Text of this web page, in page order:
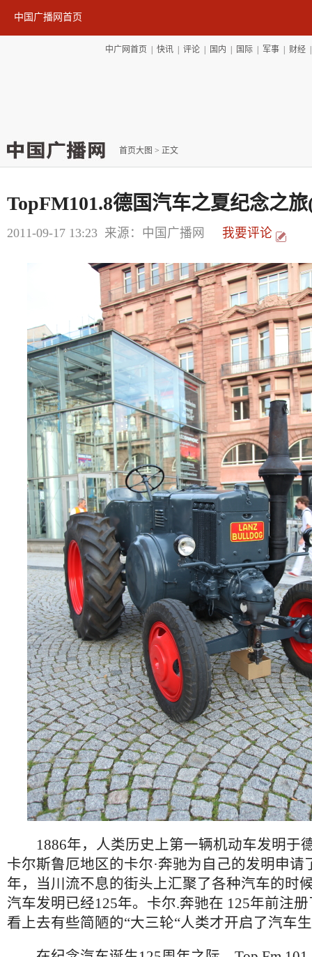
中国广播网首页
中广网首页 |快讯 |评论 国内 国际 军事 财经
首页大图 > 正文
TopFM101.8德国汽车之夏纪念之
2011-09-17 13:23 来源：中国广播网 我要评论
1886年，人类历史上第一辆机动车发明于
卡尔斯鲁厄地区的卡尔·奔驰为自己的发明申请
年，当川流不息的街头上汇聚了各种汽车的时
汽车发明已经125年。卡尔.奔驰在 125年前注
看上去有些简陋的“大三轮“人类才开启了汽车